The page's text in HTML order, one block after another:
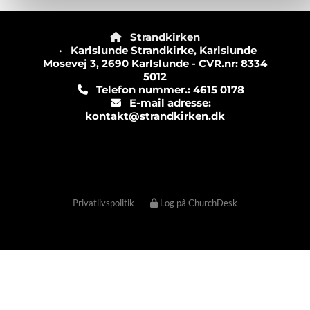

Strandkirken
· Karlslunde Strandkirke, Karlslunde
Mosevej 3, 2690 Karlslunde - CVR.nr: 8334
5012
Telefon nummer.: 4615 0178
E-mail adresse:
kontakt@strandkirken.dk
Privatlivspolitik Log på ChurchDesk